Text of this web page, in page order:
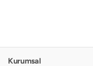
Kurumsal